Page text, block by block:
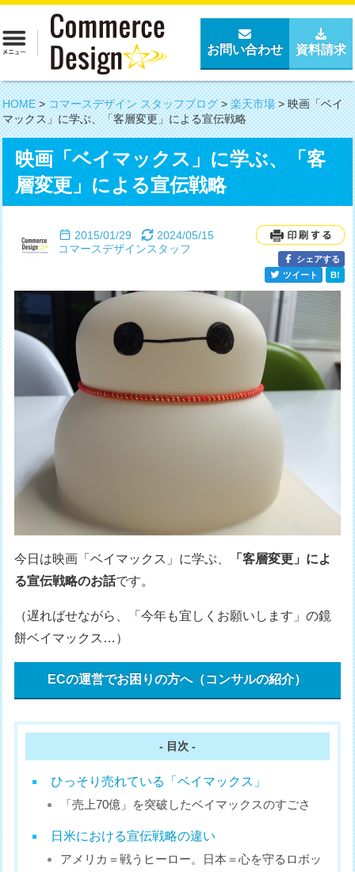
お問い合わせ 資料請求
HOME>コマースデザイン スタッフブログ>楽天市場>映画「ベイ
マックス」に学ぶ、「客層変更」による宣伝戦略
映画「ベイマックス」に学ぶ、「客
層変更」による宣伝戦略
2015/01/29
2024/05/15
コマースデザインスタッフ
シェアする
ツイート
B!
今日は映画「ベイマックス」に学ぶ、
「客層変更」によ
る宣伝戦略のお話です。
（遅ればせながら、「今年も宜しくお願いします」の鏡
餅ベイマックス…）
ECの運営でお困りの方へ（コンサルの紹介）
- 目次 -
ひっそり売れている「ベイマックス」
「売上70億」を突破したベイマックスのすごさ
日米における宣伝戦略の違い
アメリカ＝戦うヒーロー。日本＝心を守るロボッ